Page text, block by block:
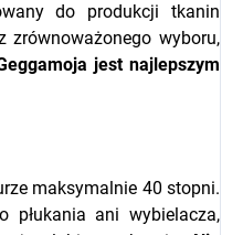
do produkcji tkanin
zrównoważonego wyboru,
jest najlepszym
maksymalnie 40 stopni.
płukania ani wybielacza,